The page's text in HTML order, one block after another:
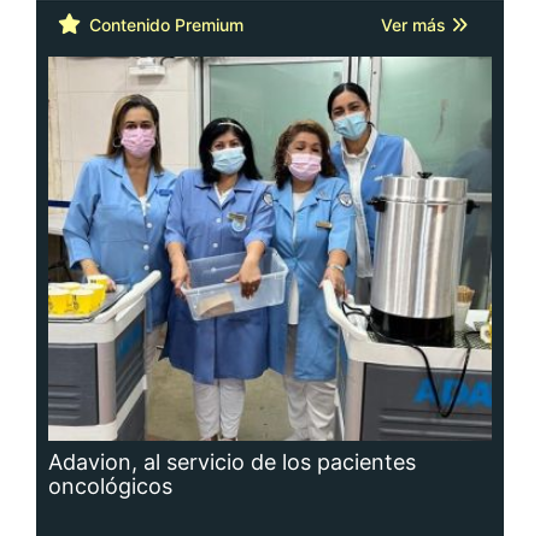
Contenido Premium Ver más
Adavion, al servicio de los pacientes
oncológicos